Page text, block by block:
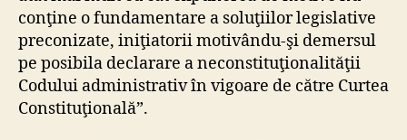
conţine o fundamentare a soluţiilor legislative
preconizate, iniţiatorii motivându-şi demersul
pe posibila declarare a neconstituţionalităţii
Codului administrativ în vigoare de către Curtea
Constituţională”.